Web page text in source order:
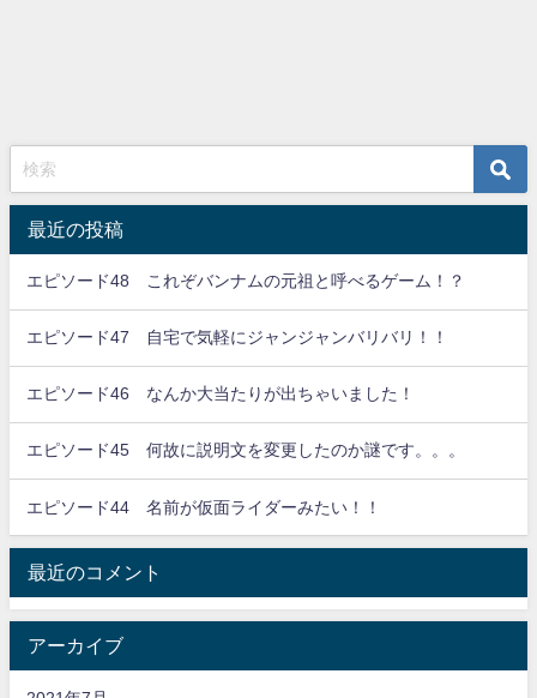
最近の投稿
エピソード48 これぞバンナムの元祖と呼べるゲーム！？
エピソード47 自宅で気軽にジャンジャンバリバリ！！
エピソード46 なんか大当たりが出ちゃいました！
エピソード45 何故に説明文を変更したのか謎です。。。
エピソード44 名前が仮面ライダーみたい！！
最近のコメント
アーカイブ